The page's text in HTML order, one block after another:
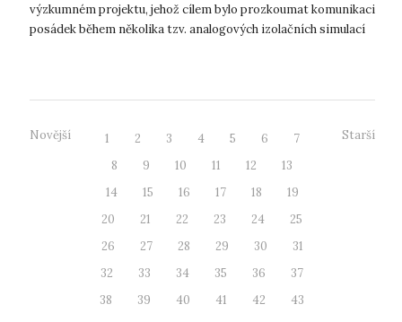
výzkumném projektu, jehož cílem bylo prozkoumat komunikaci
posádek během několika tzv. analogových izolačních simulací
Novější 1 2 3 4 5 6
7
8
9 10 11 12
13
14
15 16 17 18
19
20
21 22 23 24
25
26
27 28 29 30
31
32
33 34 35 36
37
38
39 40 41 42
43
Starší